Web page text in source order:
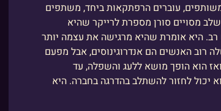
משותפים, עוברים הרפתקאות ביחד, משתפים
מסויים סורן מספרת לרייקר שהיא
רב. היא אומרת שהיא מרגישה את עצמה יותר
רוב האנשים הם אנדרוגינוסים, אבל מפעם
הוא הופך מושא ללעג והשפלה, עד
יכול לחזור להשתלב בהדרגה בחברה. היא